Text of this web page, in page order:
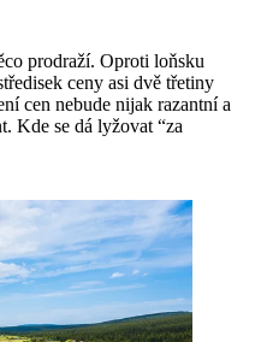
prodraží. Oproti loňsku
ceny asi dvě třetiny
cen nebude nijak razantní a
Kde se dá lyžovat “za